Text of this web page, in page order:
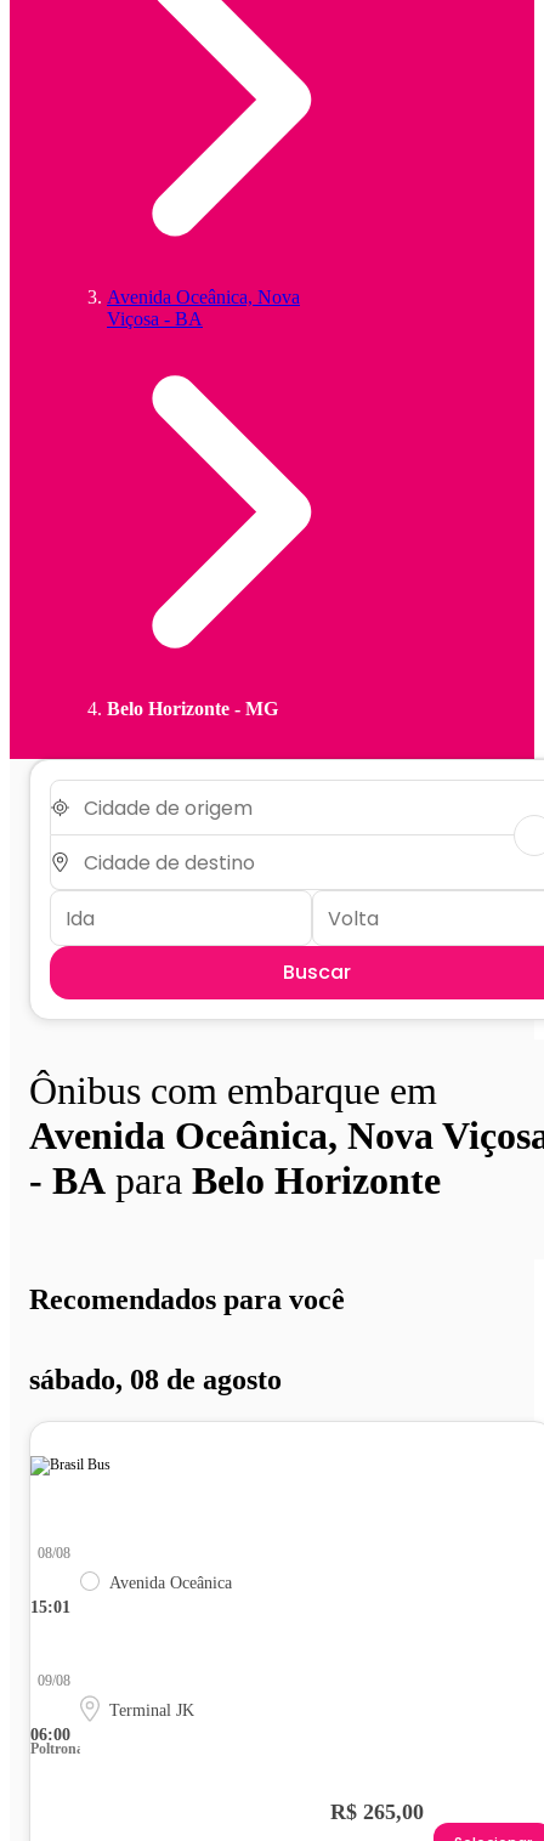
Avenida Oceânica, Nova
Viçosa - BA
Belo Horizonte - MG
Buscar
Ônibus com embarque em
Avenida Oceânica, Nova
- BA para Belo Horizonte
Recomendados para você
sábado, 08 de agosto
15:01
08/08
Avenida Oceânica
06:00
09/08
Terminal JK
Poltrona
R$ 265,00